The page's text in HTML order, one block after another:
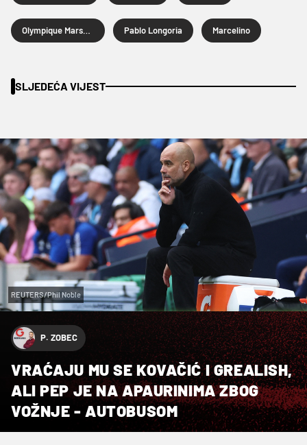
Pablo Longoria Marcelino
SLJEDEĆA VIJEST
REUTERS/Phil Noble
P. ZOBEC
VRAĆAJU MU SE KOVAČIĆ I GREALISH,
ALI PEP JE NA APAURINIMA ZBOG
VOŽNJE - AUTOBUSOM